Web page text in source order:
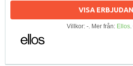
VISA
Villkor: -. Mer från: Ellos